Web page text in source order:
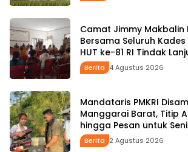
Camat Jimmy Makbalin
Bersama Seluruh
HUT ke-81 RI Tindak
Bupati SBS dan Wabup
Berita 4 Agustus 2026
Mandataris PMKRI
Manggarai Barat, Titip
hingga Pesan untuk
Pemerintahan
Berita 2 Agustus 2026